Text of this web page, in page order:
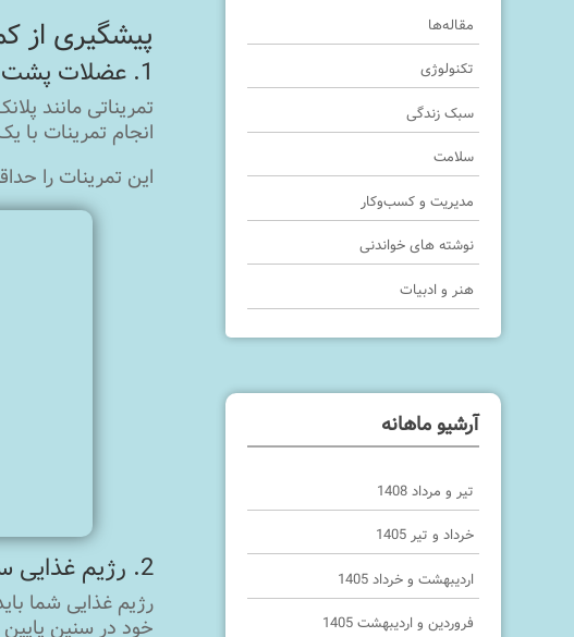
پیشگیری از
1. عضلات پشت خود را تقویت کنید.
تمریناتی مانند
انجام تمرینات با
این تمرینات را
2. رژیم غذایی سالم داشته باشید.
رژیم غذایی شما
مقاله‌ها
تکنولوژی
سبک زندگی
سلامت
مدیریت و کسب‌وکار
نوشته های خواندنی
هنر و ادبیات
آرشیو ماهانه
تیر و مرداد 1408
خرداد و تیر 1405
اردیبهشت و خرداد 1405
فروردین و اردیبهشت 1405